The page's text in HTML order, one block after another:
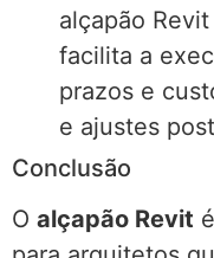
alçapão
facilita a
prazos e
e ajustes
Conclusão
O alçapão Revit